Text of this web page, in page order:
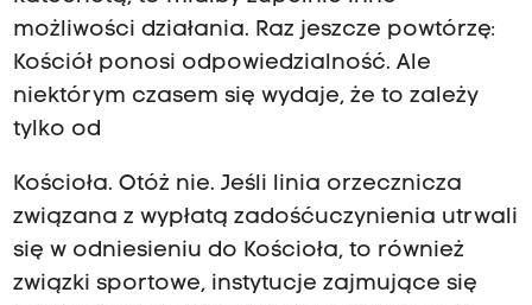
możliwości działania. Raz jeszcze powtórzę:
Kościół ponosi odpowiedzialność. Ale
niektórym czasem się wydaje, że to zależy
tylko od
Kościoła. Otóż nie. Jeśli linia orzecznicza
związana z wypłatą zadośćuczynienia utrwali
się w odniesieniu do Kościoła, to również
związki sportowe, instytucje zajmujące się